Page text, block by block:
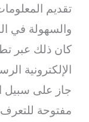
تقديم
والسهولة في
كان ذلك عبر
الإلكترونية
جاز على سبيل
مفتوحة